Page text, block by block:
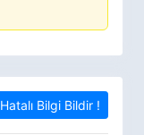
Hatalı Bilgi Bildir !